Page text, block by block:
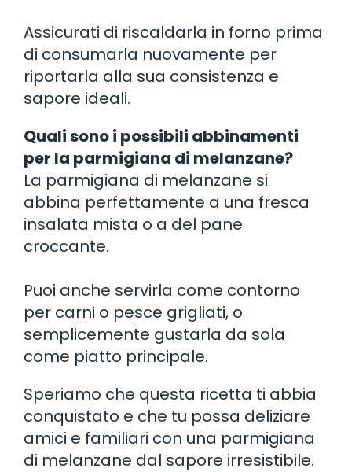
Assicurati di riscaldarla in forno prima
di consumarla nuovamente per
riportarla alla sua consistenza e
sapore ideali.
Quali sono i possibili abbinamenti
per la parmigiana di melanzane?
La parmigiana di melanzane si
abbina perfettamente a una fresca
insalata mista o a del pane
croccante.
Puoi anche servirla come contorno
per carni o pesce grigliati, o
semplicemente gustarla da sola
come piatto principale.
Speriamo che questa ricetta ti abbia
conquistato e che tu possa deliziare
amici e familiari con una parmigiana
di melanzane dal sapore irresistibile.